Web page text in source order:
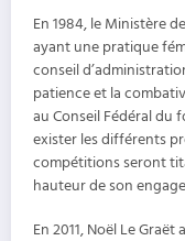
En 1984, le Ministère
ayant une pratique
conseil
patience et la
au Conseil Fédéral du
exister les différents
compétitions seront
hauteur de son
En 2011, Noël Le